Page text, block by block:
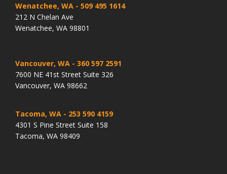
Wenatchee, WA - 509 495 1614
212 N Chelan Ave
Wenatchee, WA 98801
Vancouver, WA - 360 597 2591
7600 NE 41st Street Suite 326
Vancouver, WA 98662
Tacoma, WA - 253 590 4159
4301 S Pine Street Suite 158
Tacoma, WA 98409